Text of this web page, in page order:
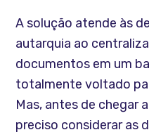
A solução atende às
autarquia ao
documentos em um
totalmente voltado
Mas, antes de chegar
preciso considerar as